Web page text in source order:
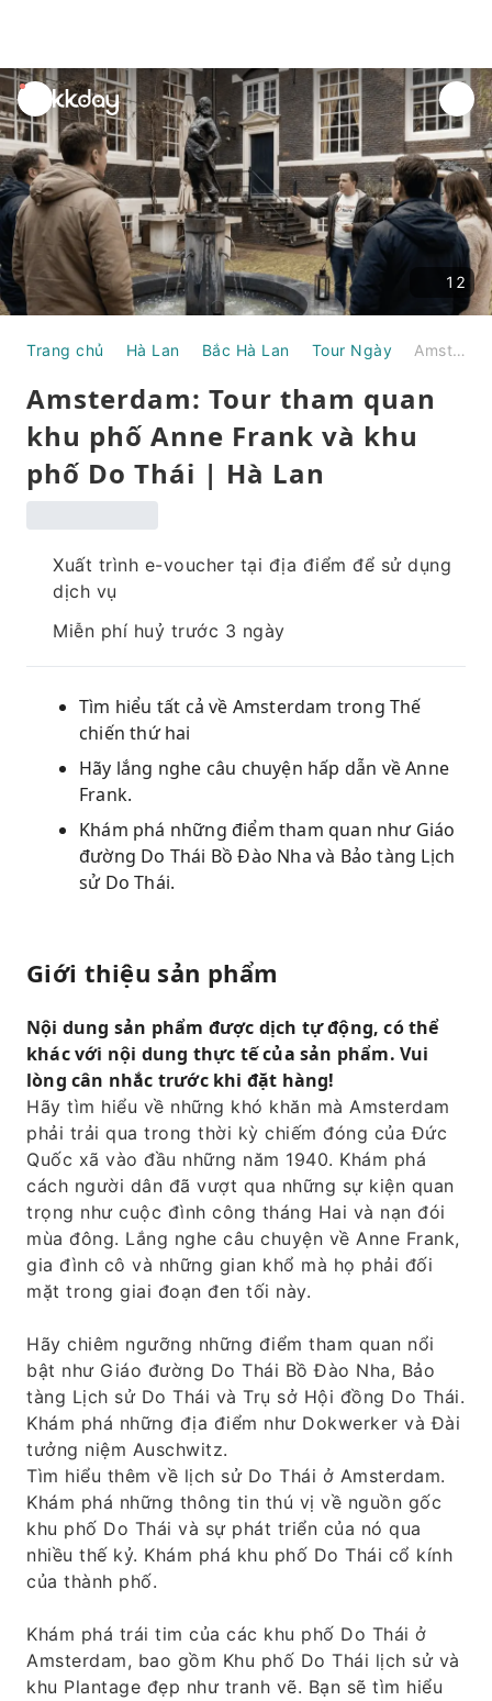
unread
notifications
12
Trang chủ Hà Lan Bắc Hà Lan Tour Ngày Amsterdam: Tour tham quan khu phố Anne Frank và khu phố Do Thái | Hà Lan
Amsterdam: Tour tham quan
khu phố Anne Frank và khu
phố Do Thái | Hà Lan
Xuất trình e-voucher tại địa điểm để sử dụng
dịch vụ
Miễn phí huỷ trước 3 ngày
Tìm hiểu tất cả về Amsterdam trong Thế
chiến thứ hai
Hãy lắng nghe câu chuyện hấp dẫn về Anne
Frank.
Khám phá những điểm tham quan như Giáo
đường Do Thái Bồ Đào Nha và Bảo tàng Lịch
sử Do Thái.
Giới thiệu sản phẩm
Nội dung sản phẩm được dịch tự động, có thể
khác với nội dung thực tế của sản phẩm. Vui
lòng cân nhắc trước khi đặt hàng!
Hãy tìm hiểu về những khó khăn mà Amsterdam
phải trải qua trong thời kỳ chiếm đóng của Đức
Quốc xã vào đầu những năm 1940. Khám phá
cách người dân đã vượt qua những sự kiện quan
trọng như cuộc đình công tháng Hai và nạn đói
mùa đông. Lắng nghe câu chuyện về Anne Frank,
gia đình cô và những gian khổ mà họ phải đối
mặt trong giai đoạn đen tối này.
Hãy chiêm ngưỡng những điểm tham quan nổi
bật như Giáo đường Do Thái Bồ Đào Nha, Bảo
tàng Lịch sử Do Thái và Trụ sở Hội đồng Do Thái.
Khám phá những địa điểm như Dokwerker và Đài
tưởng niệm Auschwitz.
Tìm hiểu thêm về lịch sử Do Thái ở Amsterdam.
Khám phá những thông tin thú vị về nguồn gốc
khu phố Do Thái và sự phát triển của nó qua
nhiều thế kỷ. Khám phá khu phố Do Thái cổ kính
của thành phố.
Khám phá trái tim của các khu phố Do Thái ở
Amsterdam, bao gồm Khu phố Do Thái lịch sử và
khu Plantage đẹp như tranh vẽ. Bạn sẽ tìm hiểu